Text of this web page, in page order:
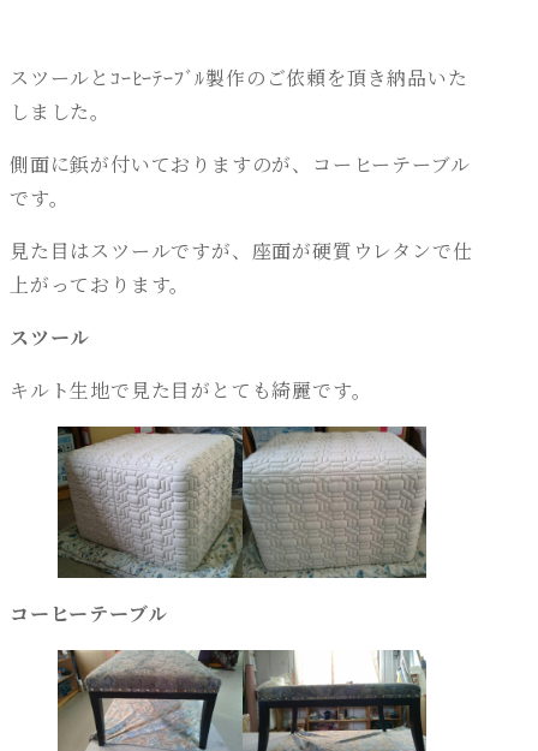
スツールとｺｰﾋｰﾃｰﾌﾞﾙ製作のご依頼を頂き納品いた
しました。
側面に鋲が付いておりますのが、コーヒーテーブル
です。
見た目はスツールですが、座面が硬質ウレタンで仕
上がっております。
スツール
キルト生地で見た目がとても綺麗です。
コーヒーテーブル